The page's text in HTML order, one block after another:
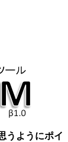
うようにポイ